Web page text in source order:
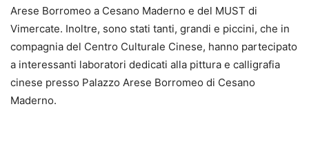
Arese Borromeo a Cesano Maderno e del MUST di
Vimercate. Inoltre, sono stati tanti, grandi e piccini, che in
compagnia del Centro Culturale Cinese, hanno partecipato
a interessanti laboratori dedicati alla pittura e calligrafia
cinese presso Palazzo Arese Borromeo di Cesano
Maderno.